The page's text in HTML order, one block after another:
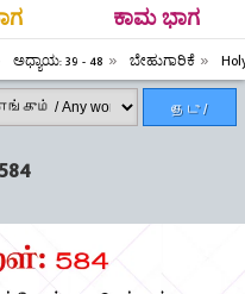
ಕಾಮ ಭಾಗ
ಅಧ್ಯಾಯ: 39 - 48 ಬೇಹುಗಾರಿಕೆ
தேடு /